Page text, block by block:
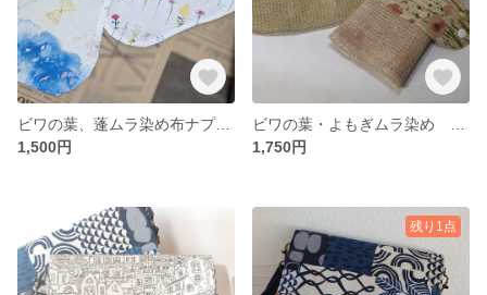
ビワの葉、蓬ムラ染め布ナプキン2種セット 薄め おりもの用に。
1,500円
1,750円
残り1点